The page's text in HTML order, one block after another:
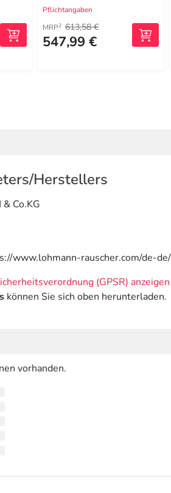
Pflichtangaben
MRP2 613,58 €
547,99 €
Herstellers
Co.KG
www.lohmann-rauscher.com/de-
(GPSR) anzeigen
können Sie sich oben herunterladen.
vorhanden.